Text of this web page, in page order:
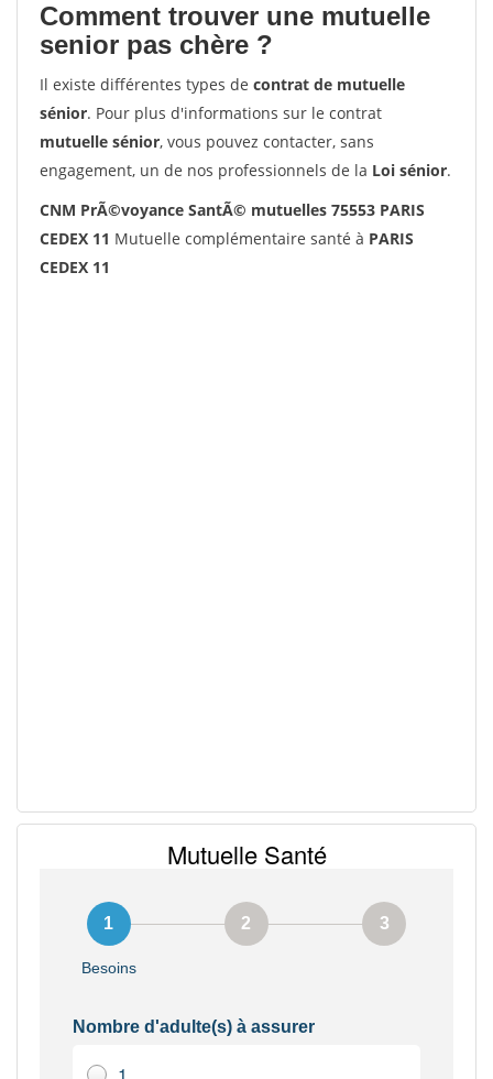
Comment trouver une mutuelle
senior pas chère ?
Il existe différentes types de contrat de mutuelle
sénior. Pour plus d'informations sur le contrat
mutuelle sénior, vous pouvez contacter, sans
engagement, un de nos professionnels de la Loi sénior.
CNM PrÃ©voyance SantÃ© mutuelles 75553 PARIS
CEDEX 11 Mutuelle complémentaire santé à PARIS
CEDEX 11